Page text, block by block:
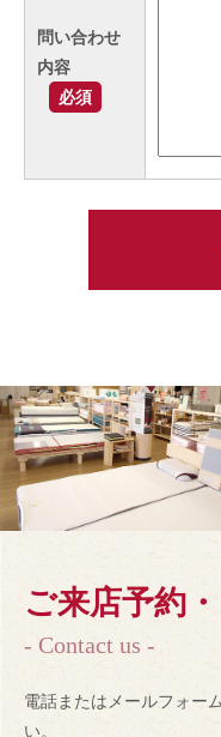
問い合わせ
内容
必須
ご来店予約
- Contact us -
電話またはメールフォー
い。